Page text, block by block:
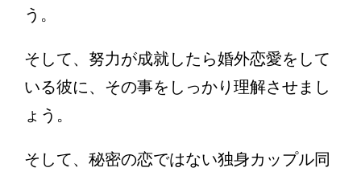
う。
そして、努力が成就したら婚外恋愛をして
いる彼に、その事をしっかり理解させまし
ょう。
そして、秘密の恋ではない独身カップル同